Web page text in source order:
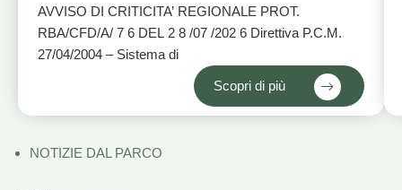
AVVISO DI CRITICITA’ REGIONALE PROT.
RBA/CFD/A/ 7 6 DEL 2 8 /07 /202 6 Direttiva P.C.M.
27/04/2004 – Sistema di
Scopri di più
NOTIZIE DAL PARCO